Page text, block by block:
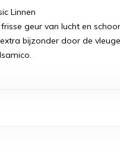
Linnen
geur van lucht en
bijzonder door de